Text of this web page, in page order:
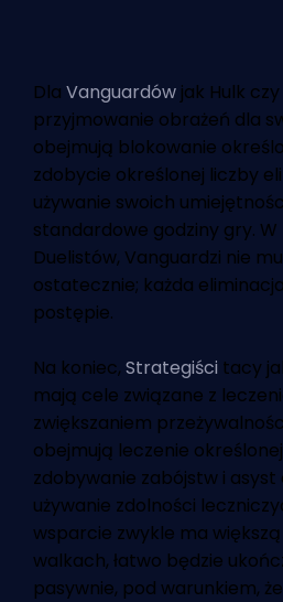
Dla Vanguardów jak Hulk
przyjmowanie obrażeń dla
obejmują blokowanie
zdobycie określonej liczby
używanie swoich
standardowe godziny gry.
Duelistów, Vanguardzi nie
ostatecznie; każda
postępie.
Na koniec, Strategiści tacy
mają cele związane z
zwiększaniem
obejmują leczenie określonej
zdobywanie zabójstw i
używanie zdolności
wsparcie zwykle ma
walkach, łatwo będzie
pasywnie, pod warunkiem,